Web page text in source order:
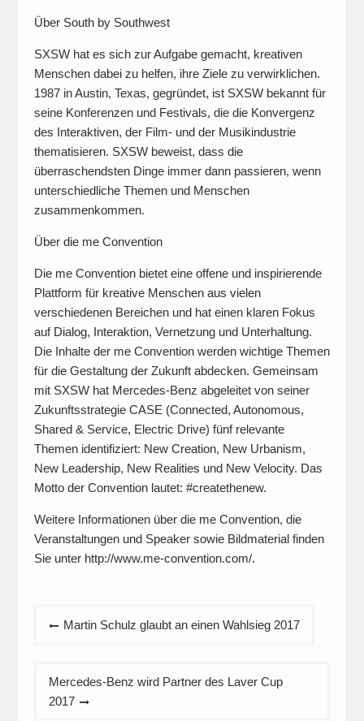
Über South by Southwest
SXSW hat es sich zur Aufgabe gemacht, kreativen
Menschen dabei zu helfen, ihre Ziele zu verwirklichen.
1987 in Austin, Texas, gegründet, ist SXSW bekannt für
seine Konferenzen und Festivals, die die Konvergenz
des Interaktiven, der Film- und der Musikindustrie
thematisieren. SXSW beweist, dass die
überraschendsten Dinge immer dann passieren, wenn
unterschiedliche Themen und Menschen
zusammenkommen.
Über die me Convention
Die me Convention bietet eine offene und inspirierende
Plattform für kreative Menschen aus vielen
verschiedenen Bereichen und hat einen klaren Fokus
auf Dialog, Interaktion, Vernetzung und Unterhaltung.
Die Inhalte der me Convention werden wichtige Themen
für die Gestaltung der Zukunft abdecken. Gemeinsam
mit SXSW hat Mercedes-Benz abgeleitet von seiner
Zukunftsstrategie CASE (Connected, Autonomous,
Shared & Service, Electric Drive) fünf relevante
Themen identifiziert: New Creation, New Urbanism,
New Leadership, New Realities und New Velocity. Das
Motto der Convention lautet: #createthenew.
Weitere Informationen über die me Convention, die
Veranstaltungen und Speaker sowie Bildmaterial finden
Sie unter http://www.me-convention.com/.
Beitragsnavigation
Martin Schulz glaubt an einen Wahlsieg 2017
Mercedes-Benz wird Partner des Laver Cup
2017